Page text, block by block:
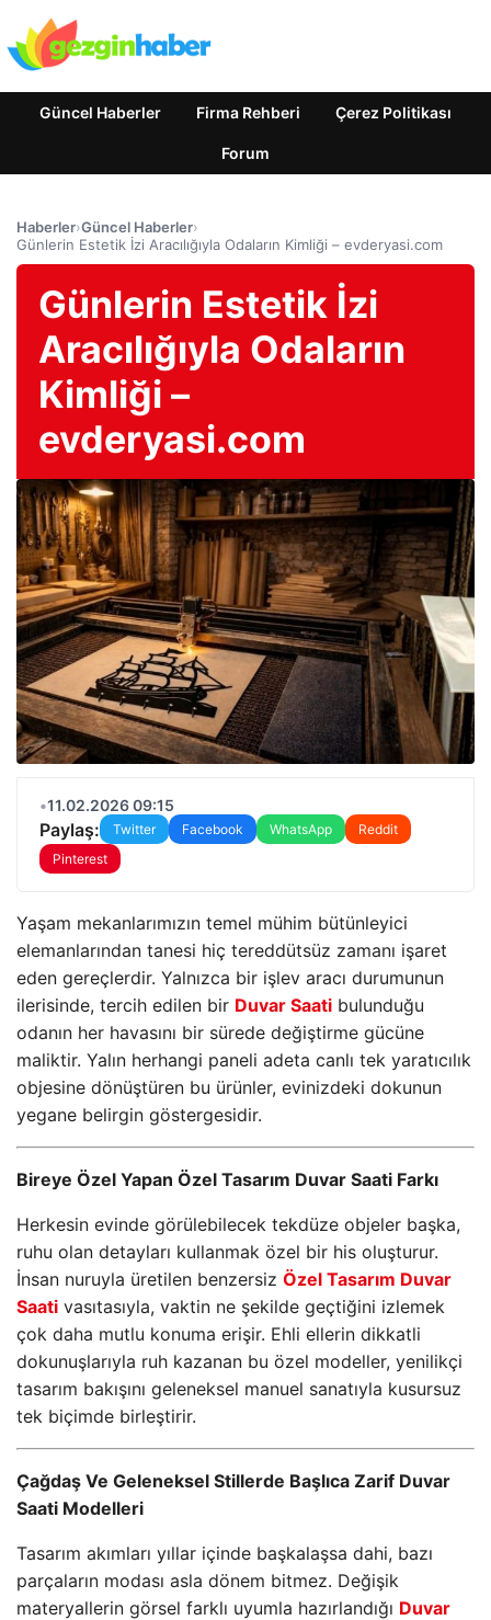
Güncel Haberler Firma Rehberi Çerez Politikası
Forum
Haberler›Güncel Haberler›
Günlerin Estetik İzi Aracılığıyla Odaların Kimliği – evderyasi.com
Günlerin Estetik İzi
Aracılığıyla Odaların
Kimliği –
evderyasi.com
•11.02.2026 09:15
Paylaş: Twitter Facebook WhatsApp
Reddit
Pinterest
Yaşam mekanlarımızın temel mühim bütünleyici
elemanlarından tanesi hiç tereddütsüz zamanı işaret
eden gereçlerdir. Yalnızca bir işlev aracı durumunun
ilerisinde, tercih edilen bir Duvar Saati bulunduğu
odanın her havasını bir sürede değiştirme gücüne
maliktir. Yalın herhangi paneli adeta canlı tek yaratıcılık
objesine dönüştüren bu ürünler, evinizdeki dokunun
yegane belirgin göstergesidir.
Bireye Özel Yapan Özel Tasarım Duvar Saati Farkı
Herkesin evinde görülebilecek tekdüze objeler başka,
ruhu olan detayları kullanmak özel bir his oluşturur.
İnsan nuruyla üretilen benzersiz Özel Tasarım Duvar
Saati vasıtasıyla, vaktin ne şekilde geçtiğini izlemek
çok daha mutlu konuma erişir. Ehli ellerin dikkatli
dokunuşlarıyla ruh kazanan bu özel modeller, yenilikçi
tasarım bakışını geleneksel manuel sanatıyla kusursuz
tek biçimde birleştirir.
Çağdaş Ve Geleneksel Stillerde Başlıca Zarif Duvar
Saati Modelleri
Tasarım akımları yıllar içinde başkalaşsa dahi, bazı
parçaların modası asla dönem bitmez. Değişik
materyallerin görsel farklı uyumla hazırlandığı Duvar